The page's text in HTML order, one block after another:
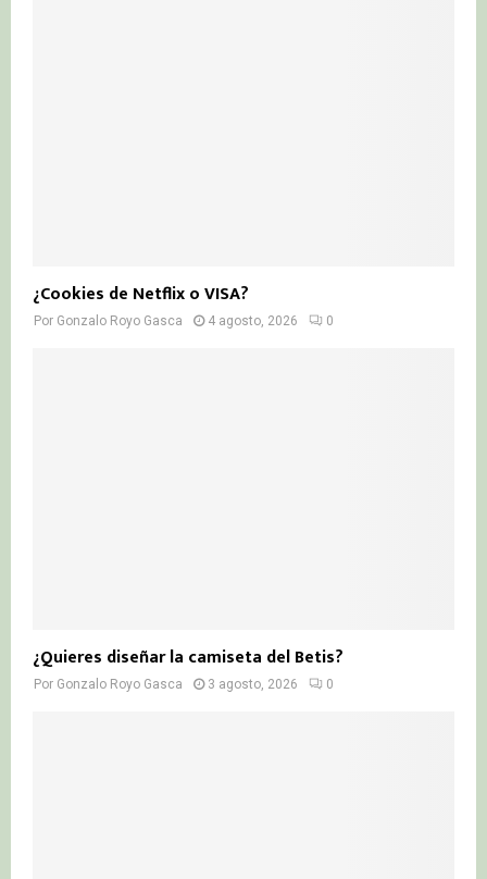
¿Cookies de Netflix o VISA?
Por Gonzalo Royo Gasca 4 agosto, 2026 0
¿Quieres diseñar la camiseta del Betis?
Por Gonzalo Royo Gasca 3 agosto, 2026 0